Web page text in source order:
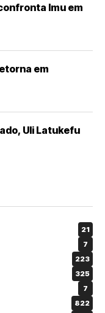
Imu em
em
Uli Latukefu
21
7
223
325
7
822